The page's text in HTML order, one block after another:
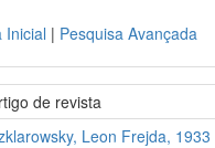
Inicial | Pesquisa Avançada
de revista
Leon Frejda, 1933